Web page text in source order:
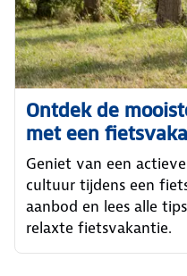
Ontdek de
met een
Geniet van een
cultuur tijdens een
aanbod en lees alle
relaxte fietsvakantie.